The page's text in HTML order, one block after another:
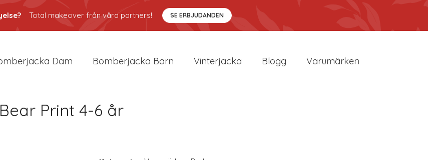
Total makeover från våra partners! SE ERBJUDANDEN
Dam Bomberjacka Barn Vinterjacka Blogg Varumärken
Print 4-6 år